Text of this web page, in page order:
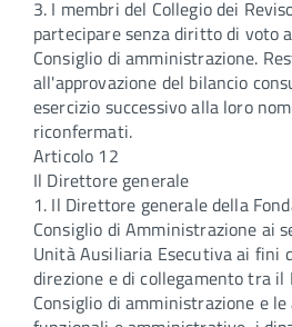
3. I membri del Collegio dei
partecipare senza diritto di voto
Consiglio di amministrazione.
all'approvazione del bilancio
esercizio successivo alla loro
riconfermati.
Articolo 12
Il Direttore generale
1. Il Direttore generale della
Consiglio di Amministrazione ai
Unità Ausiliaria Esecutiva ai fini
direzione e di collegamento tra il
Consiglio di amministrazione e